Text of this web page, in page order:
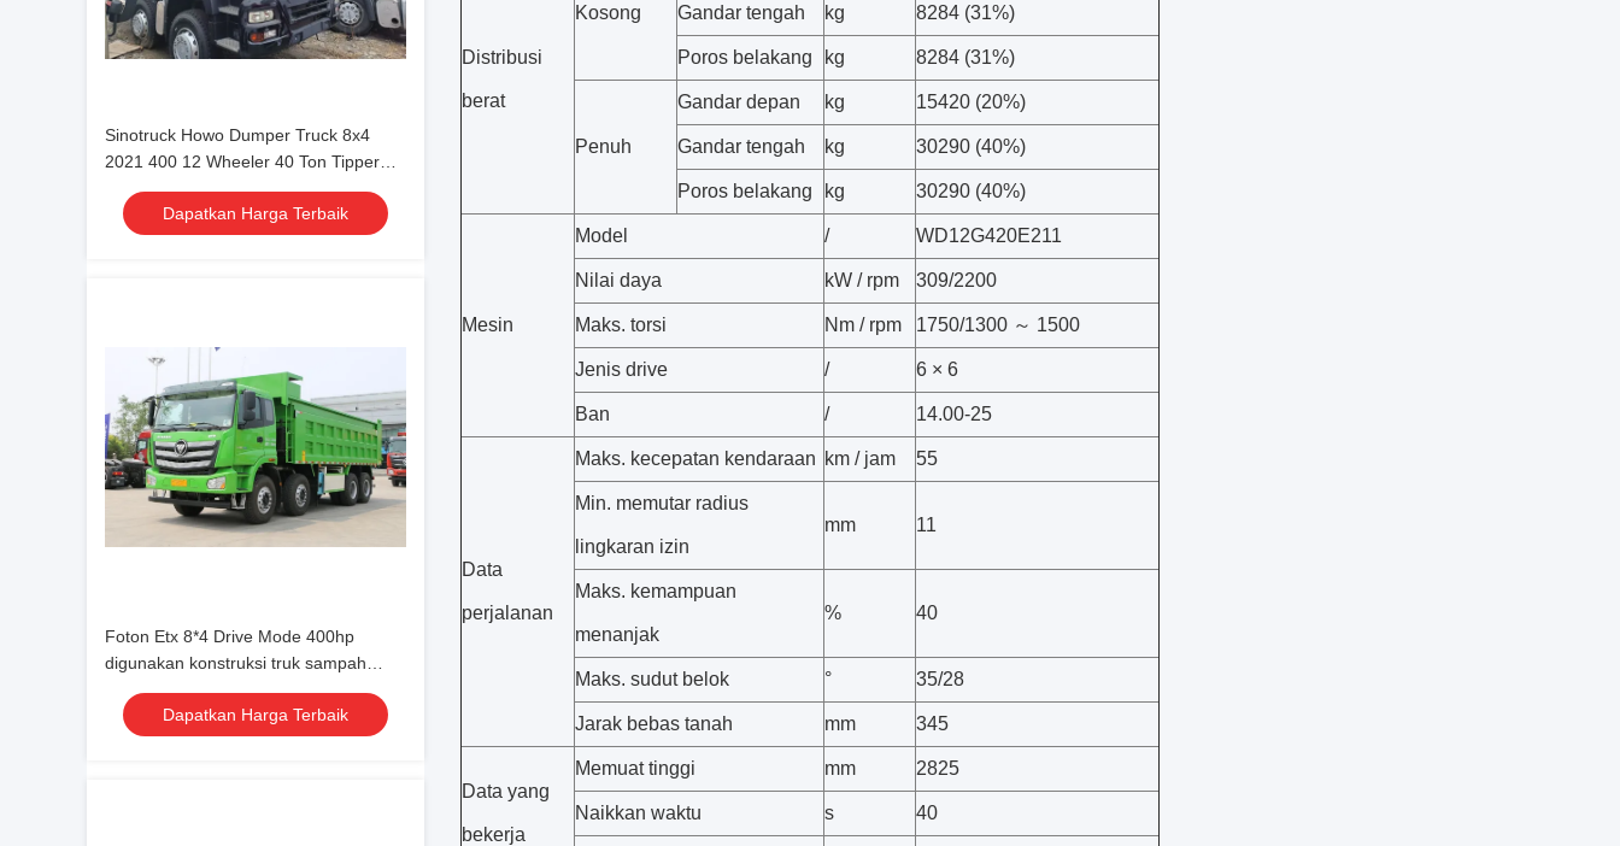
Sinotruck Howo Dumper Truck 8x4
2021 400 12 Wheeler 40 Ton Tipper
Truck Dump Truck
Dapatkan Harga Terbaik
Foton Etx 8*4 Drive Mode 400hp
digunakan konstruksi truk sampah
dengan jarak tempuh rendah
Dapatkan Harga Terbaik
Distribusi
berat
Kosong Gandar tengah kg 8284 (31%)
Poros belakang kg 8284 (31%)
Penuh
Gandar depan kg 15420 (20%)
Gandar tengah kg 30290 (40%)
Poros belakang kg 30290 (40%)
Mesin
Model / WD12G420E211
Nilai daya kW / rpm 309/2200
Maks. torsi Nm / rpm 1750/1300 ～ 1500
Jenis drive / 6 × 6
Ban / 14.00-25
Data
perjalanan
Maks. kecepatan kendaraan km / jam 55
Min. memutar radius
lingkaran izin
mm 11
Maks. kemampuan
menanjak
% 40
Maks. sudut belok ° 35/28
Jarak bebas tanah mm 345
Data yang
bekerja
Memuat tinggi mm 2825
Naikkan waktu s 40